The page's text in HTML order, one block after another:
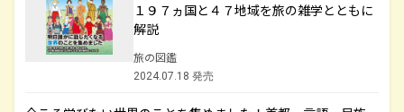
１９７ヵ国と４７地域を旅の雑学とともに
解説
旅の図鑑
2024.07.18 発売